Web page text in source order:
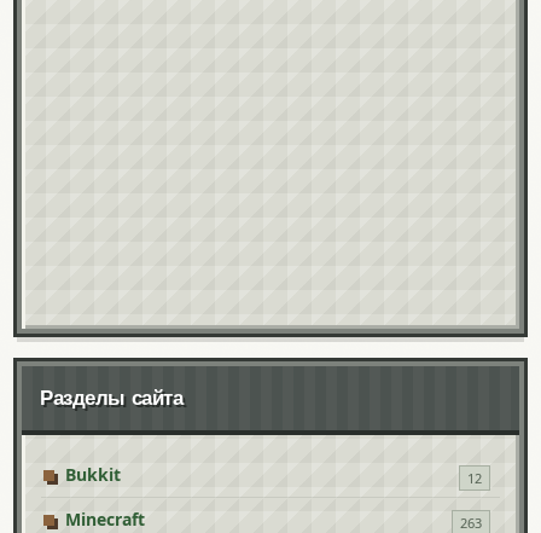
Разделы сайта
Bukkit 12
Minecraft 263